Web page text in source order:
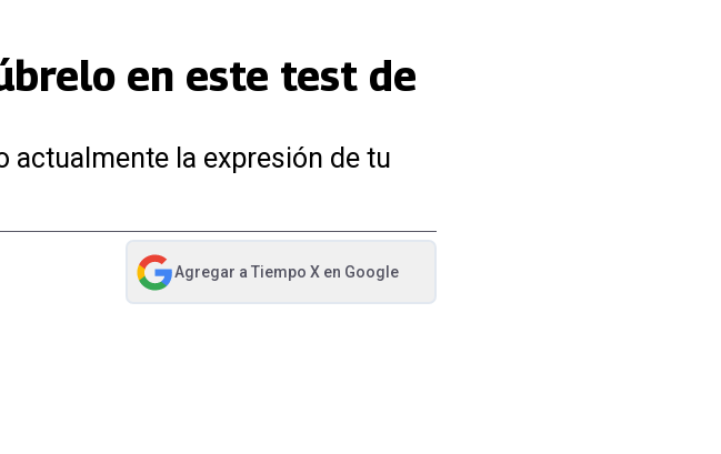
en este test de
actualmente la expresión de tu
Agregar a Tiempo Xen Google
abre en nueva pestaña